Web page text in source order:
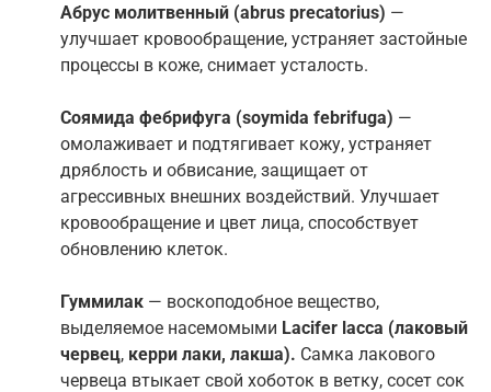
Абрус молитвенный (abrus precatorius) —
улучшает кровообращение, устраняет застойные
процессы в коже, снимает усталость.
Соямида фебрифуга (soymida febrifuga) —
омолаживает и подтягивает кожу, устраняет
дряблость и обвисание, защищает от
агрессивных внешних воздействий. Улучшает
кровообращение и цвет лица, способствует
обновлению клеток.
Гуммилак — воскоподобное вещество,
выделяемое насемомыми Lacifer lacca (лаковый
червец, керри лаки, лакша). Самка лакового
червеца втыкает свой хоботок в ветку, сосет сок